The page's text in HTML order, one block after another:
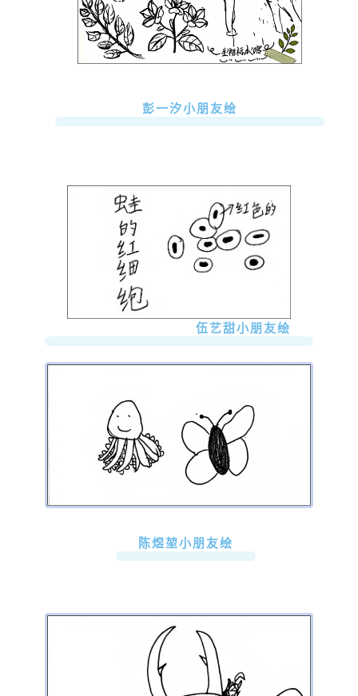
彭一汐小朋友绘
伍艺甜小朋友绘
陈煜堃小朋友绘